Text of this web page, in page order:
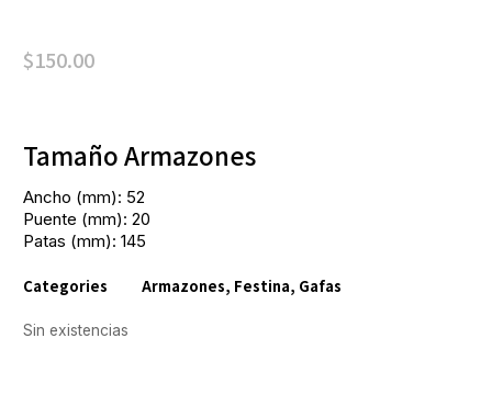
$150.00
Tamaño Armazones
Ancho (mm): 52
Puente (mm): 20
Patas (mm): 145
Categories Armazones, Festina, Gafas
Sin existencias